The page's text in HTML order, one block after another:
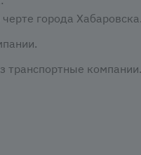
города Хабаровска.
транспортные компании.